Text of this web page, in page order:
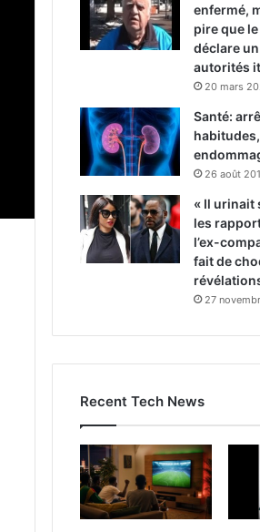
enfermé,
pire que
déclare
autorités
20 mars
Santé:
26 août
« Il urinait
les
l’ex-
fait de
27
Recent Tech News